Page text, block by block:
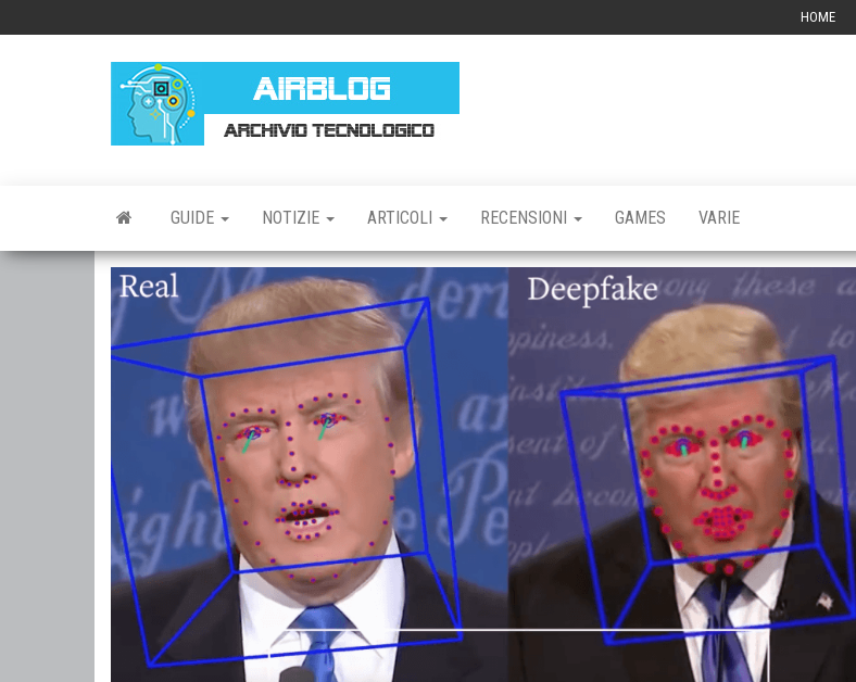
HOME
GUIDE NOTIZIE ARTICOLI RECENSIONI GAMES VARIE